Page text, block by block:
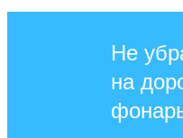
Не
на